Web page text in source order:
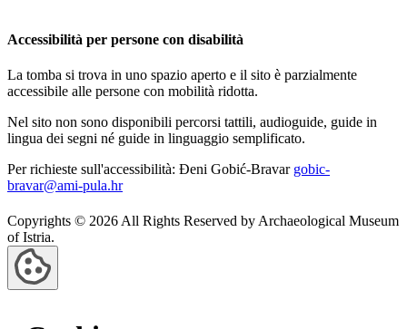
Accessibilità per persone con disabilità
La tomba si trova in uno spazio aperto e il sito è parzialmente
accessibile alle persone con mobilità ridotta.
Nel sito non sono disponibili percorsi tattili, audioguide, guide in
lingua dei segni né guide in linguaggio semplificato.
Per richieste sull'accessibilità: Đeni Gobić-Bravar gobic-
bravar@ami-pula.hr
Copyrights © 2026 All Rights Reserved by Archaeological Museum
of Istria.